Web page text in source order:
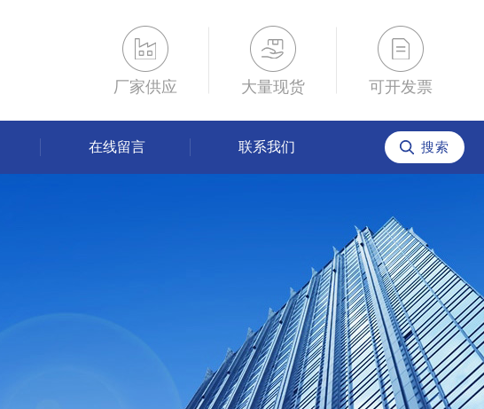
厂家供应 大量现货 可开发票
在线留言 联系我们